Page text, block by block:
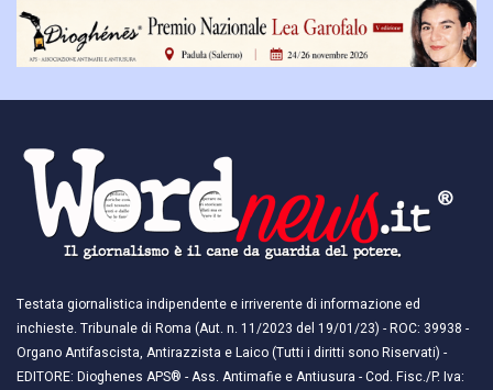
Testata giornalistica indipendente e irriverente di informazione ed
inchieste. Tribunale di Roma (Aut. n. 11/2023 del 19/01/23) - ROC: 39938 -
Organo Antifascista, Antirazzista e Laico (Tutti i diritti sono Riservati) -
EDITORE: Dioghenes APS® - Ass. Antimafie e Antiusura - Cod. Fisc./P. Iva: